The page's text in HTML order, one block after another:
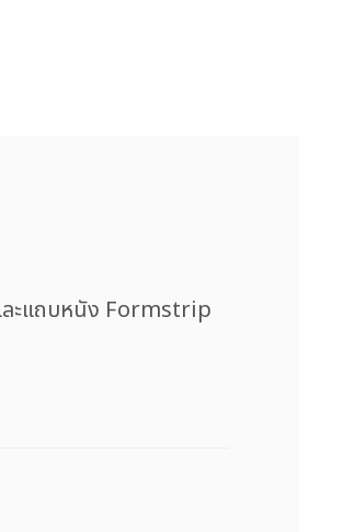
ละแถบหนัง Formstrip